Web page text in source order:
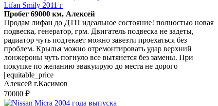
Lifan Smily 2011 г
Пробег 69000 км, Алексей
Продам лифан до ДТП идеальное состояние! полностью новая
подвеска, генератор, грм. Двигатель подвеска не задеты,
радиатор чуть подтекает можно завезти проехаться без
проблем. Крылья можно отремонтировать удар верхний
лонжероны чуть погнуло все вытянется без замены. При
покупке по желанию эвакуирую до места не дорого
||equitable_price
Алексей г.Касимов
70000 ₽